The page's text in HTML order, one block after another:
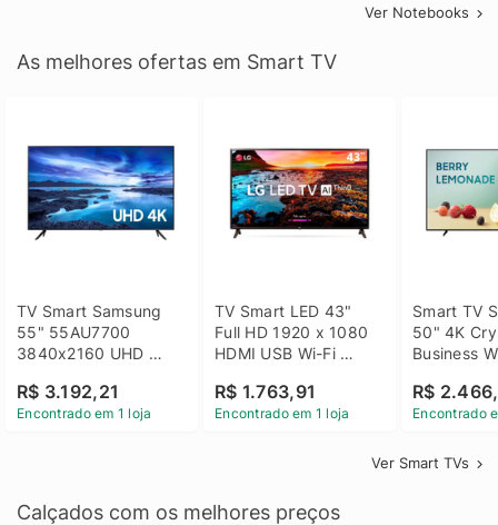
Ver Notebooks
As melhores ofertas em Smart TV
TV Smart Samsung
55" 55AU7700
3840x2160 UHD
Bluetooth
R$ 3.192,21
Encontrado em 1 loja
TV Smart LED 43"
Full HD 1920 x 1080
HDMI USB Wi-Fi
43LM631C0SB LG
R$ 1.763,91
Encontrado em 1 loja
Smart TV
50" 4K
Business
R$
Encontrado
Ver Smart TVs
Calçados com os melhores preços